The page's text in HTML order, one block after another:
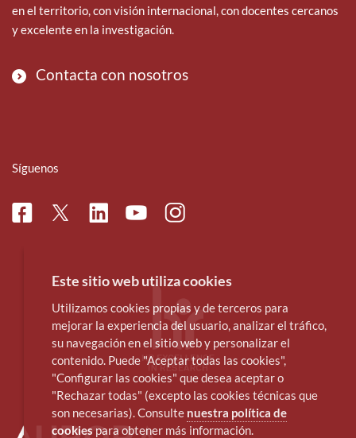
en el territorio, con visión internacional, con docentes cercanos
y excelente en la investigación.
Contacta con nosotros
Síguenos
FacebookTwitterLinkedinYoutubeInstagram
Este sitio web utiliza cookies
Utilizamos cookies propias y de terceros para
mejorar la experiencia del usuario, analizar el tráfico,
su navegación en el sitio web y personalizar el
contenido. Puede "Aceptar todas las cookies",
"Configurar las cookies" que desea aceptar o
"Rechazar todas" (excepto las cookies técnicas que
son necesarias). Consulte nuestra política de
cookies para obtener más información.